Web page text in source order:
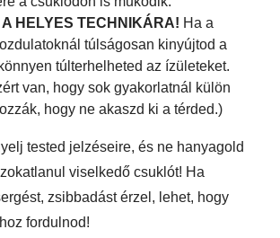
HELYES TECHNIKÁRA! Ha a
túlságosan kinyújtod a
túlterhelheted az ízületeket.
van, hogy sok gyakorlatnál külön
hogy ne akaszd ki a térded.)
tested jelzéseire, és ne hanyagold
viselkedő csuklót! Ha
zsibbadást érzel, lehet, hogy
fordulnod!